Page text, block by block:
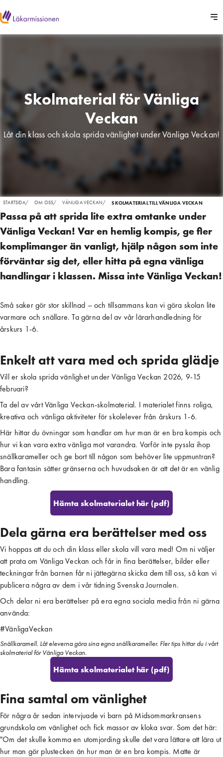
Skolmaterial för Vänliga
Veckan
Låt din klass och skola sprida vänlighet under Vänliga Veckan!
STARTSIDA/ OM OSS/ VÄNLIGA VECKAN/ SKOLMATERIAL TILL VÄNLIGA VECKAN
Passa på att sprida lite extra omtanke under
Vänliga Veckan! Var en hemlig kompis, ge fler
komplimanger än vanligt, hjälp någon som inte
förväntar sig det, eller hitta på egna vänliga
handlingar i klassen. Missa inte Vänliga Veckan!
Små saker gör stor skillnad – och tillsammans kan vi göra skolan lite
varmare och snällare. Ta gärna del av vår lärarhandledning för
årskurs 1-6.
Enkelt att vara med och sprida glädje
Vill er skola sprida vänlighet under Vänliga Veckan 2026, 9-15
februari?
Ta del av vårt Vänliga Veckan-skolmaterial. I materialet finns roliga,
kreativa och vänliga aktiviteter för skolelever från årskurs 1-6.
Här hittar du övningar som handlar om hur man är en bra kompis och
hur vi kan vara extra vänliga mot varandra. Varför inte pyssla ihop
snällkarameller och ge bort till någon som behöver lite uppmuntran?
Bara fantasin sätter gränserna och huvudsaken är att det är en vänlig
handling.
Hämta skolmaterialet här (pdf)
Dela gärna era berättelser med oss
Vi hoppas att du och din klass eller skola vill vara med! Om ni väljer
att prata om Vänliga Veckan och får in fina berättelser, bilder eller
teckningar från barnen får ni jättegärna skicka dem till oss, så kan vi
publicera några av dem i vår tidning Svenska Journalen.
Och delar ni era berättelser på era egna sociala media från ni gärna
använda:
#VänligaVeckan
Snällkaramell. Låt eleverna göra sina egna snällkarameller. Fler tips hittar du i vårt
skolmaterial för Vänliga Veckan.
Hämta skolmaterialet här (pdf)
Fina samtal om vänlighet
För några år sedan intervjuade vi barn på Midsommarkransens
grundskola om vänlighet och fick massor av kloka svar. Som det här:
"Om det skulle komma en utomjording skulle det vara lättare att lära ut
hur man gör plustecken än hur man är en bra kompis. Matte är